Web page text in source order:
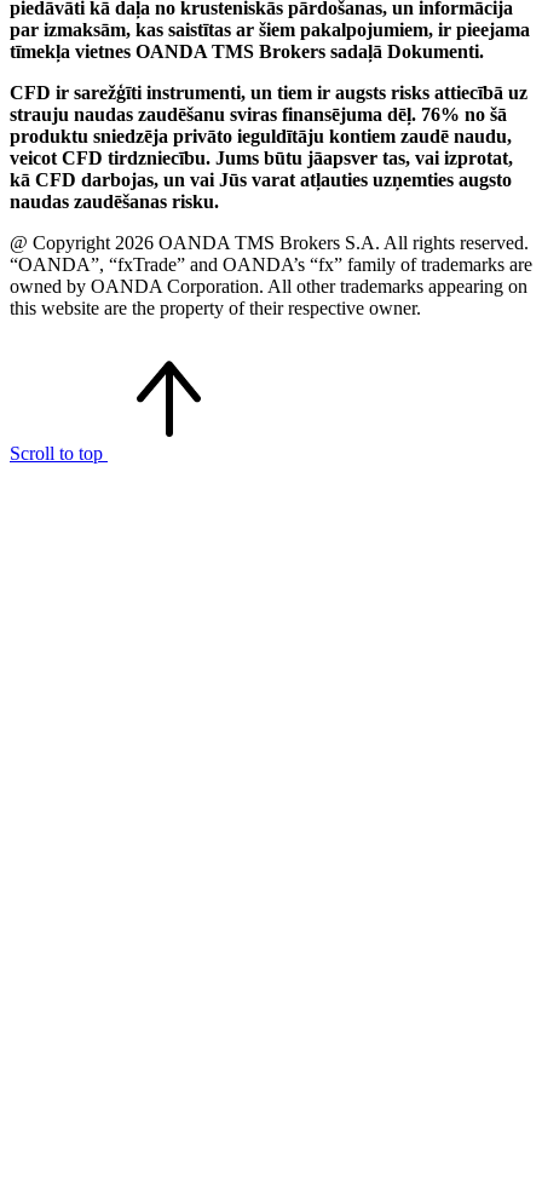
piedāvāti kā daļa no krusteniskās pārdošanas, un informācija
par izmaksām, kas saistītas ar šiem pakalpojumiem, ir pieejama
tīmekļa vietnes OANDA TMS Brokers sadaļā Dokumenti.
CFD ir sarežģīti instrumenti, un tiem ir augsts risks attiecībā uz
strauju naudas zaudēšanu sviras finansējuma dēļ. 76% no šā
produktu sniedzēja privāto ieguldītāju kontiem zaudē naudu,
veicot CFD tirdzniecību. Jums būtu jāapsver tas, vai izprotat,
kā CFD darbojas, un vai Jūs varat atļauties uzņemties augsto
naudas zaudēšanas risku.
@ Copyright 2026 OANDA TMS Brokers S.A. All rights reserved.
“OANDA”, “fxTrade” and OANDA’s “fx” family of trademarks are
owned by OANDA Corporation. All other trademarks appearing on
this website are the property of their respective owner.
Scroll to top